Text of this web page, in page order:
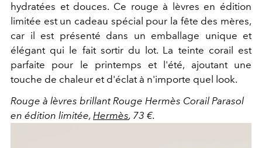
hydratées et douces. Ce rouge à lèvres en édition
limitée est un cadeau spécial pour la fête des mères,
car il est présenté dans un emballage unique et
élégant qui le fait sortir du lot. La teinte corail est
parfaite pour le printemps et l'été, ajoutant une
touche de chaleur et d'éclat à n'importe quel look.
Rouge à lèvres brillant Rouge Hermès Corail Parasol
en édition limitée, Hermès, 73 €.